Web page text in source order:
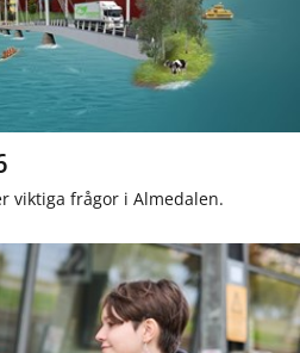
viktiga frågor i Almedalen.